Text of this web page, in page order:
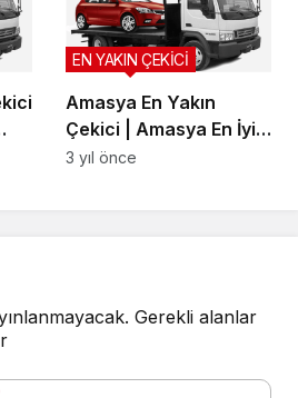
Amasya En Yakın
Çekici | Amasya En İyi
Oto Kurtarma, Amasya
EN YAKIN ÇEKİCİ
3 yıl önce
Gerekli alanlar